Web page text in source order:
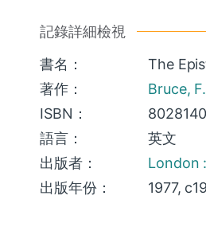
記錄詳細檢視
書名：
The
著作：
Bruce,
ISBN：
語言：
英文
出版者：
London
出版年份：
1977,